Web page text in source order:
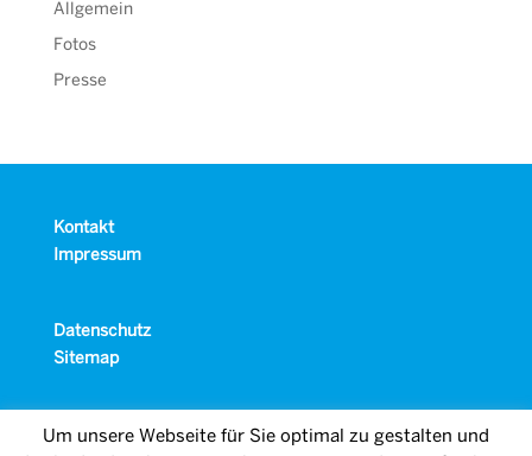
Allgemein
Fotos
Presse
Kontakt
Impressum
Datenschutz
Sitemap
Um unsere Webseite für Sie optimal zu gestalten und